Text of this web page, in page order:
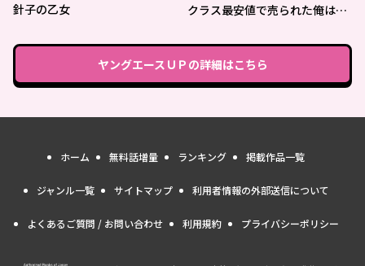
針子の乙女
クラス最安値で売られた俺は、
ヤングエースＵＰ の詳細はこちら
ホーム 無料話増量 ランキング 掲載作品一覧
ジャンル一覧 サイトマップ 利用者情報の外部送信について
よくあるご質問 / お問い合わせ 利用規約 プライバシーポリシー